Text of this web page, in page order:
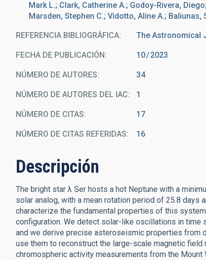
Mark L.; Clark, Catherine A.; Godoy-Rivera,
Marsden, Stephen C.; Vidotto, Aline A.; Baliunas,
REFERENCIA BIBLIOGRÁFICA The Astronomical
FECHA DE PUBLICACIÓN: 10 2023
NÚMERO DE AUTORES 34
NÚMERO DE AUTORES DEL IAC 1
NÚMERO DE CITAS 17
NÚMERO DE CITAS REFERIDAS 16
Descripción
The bright star λ Ser hosts a hot Neptune with a
solar analog, with a mean rotation period of 25.8
characterize the fundamental properties of this
configuration. We detect solar-like oscillations in time
and we derive precise asteroseismic properties from
use them to reconstruct the large-scale magnetic
chromospheric activity measurements from the